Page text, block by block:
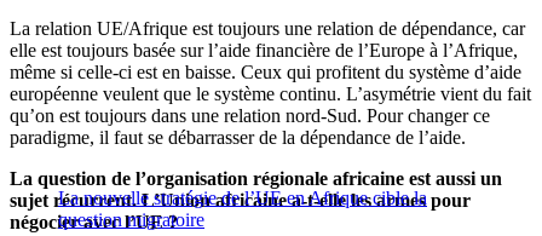
La relation UE/Afrique est toujours une relation de dépendance, car
elle est toujours basée sur l’aide financière de l’Europe à l’Afrique,
même si celle-ci est en baisse. Ceux qui profitent du système d’aide
européenne veulent que le système continu. L’asymétrie vient du fait
qu’on est toujours dans une relation nord-Sud. Pour changer ce
paradigme, il faut se débarrasser de la dépendance de l’aide.
La nouvelle stratégie de l’UE en Afrique cible la
question migratoire
La question de l’organisation régionale africaine est aussi un
sujet récurrent. L’Union africaine a-t-elle les armes pour
négocier avec l’UE ?